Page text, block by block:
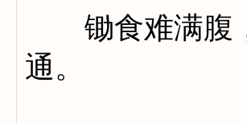
锄食难满腹，
通。